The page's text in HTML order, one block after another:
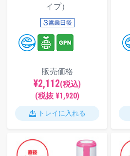
イプ）
販売価格
¥2,112(税込)
(税抜 ¥1,920)
トレイに入れる